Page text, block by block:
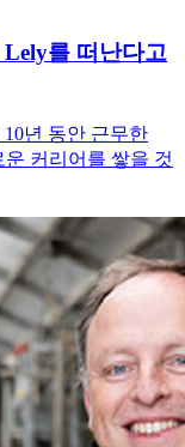
를 떠난다고
년 동안 근무한
운 커리어를 쌓을 것